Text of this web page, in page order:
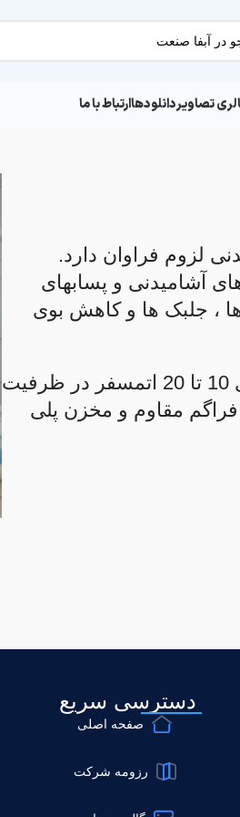
تصاویردانلودهاارتباط با ما
لزوم فراوان دارد.
آشامیدنی و پسابهای
، جلبک ها و کاهش بوی
این سیستم ها شامل پمپ تزریق قابل تنظیم با فشار کاری 10 تا 20 اتمسفر در ظرفیت
مقاوم و مخزن پلی
دسترسی سریع
صفحه اصلی
رزومه شرکت